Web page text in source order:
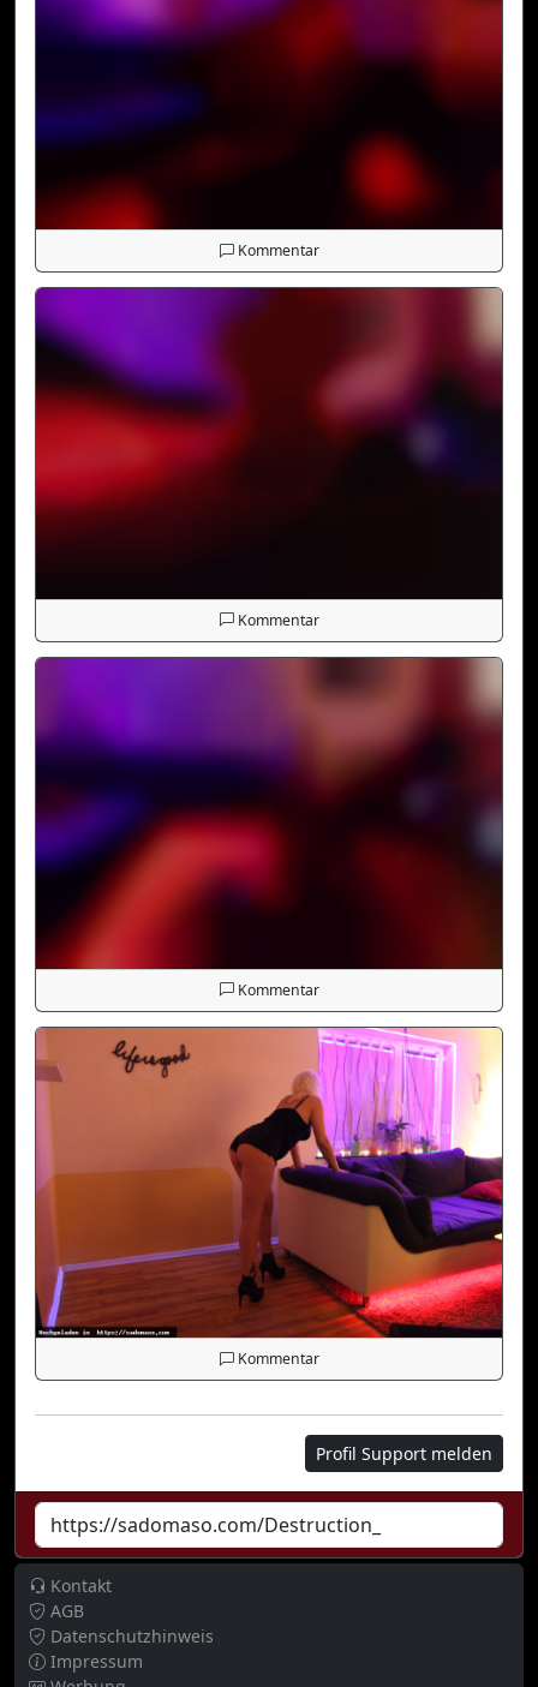
Kommentar
Kommentar
Kommentar
Kommentar
Profil Support melden
Kontakt
AGB
Datenschutzhinweis
Impressum